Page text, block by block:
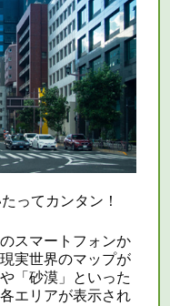
ってカンタン！
スマートフォンか
実世界のマップが
「砂漠」といった
エリアが表示され